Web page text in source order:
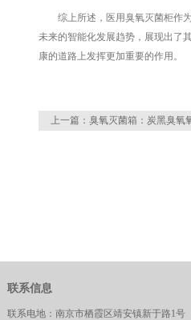
综上所述，医用臭氧灭菌柜作为
未来的智能化发展趋势，展现出了
康的道路上发挥更加重要的作用。
上一篇： 臭氧灭菌箱：炭黑臭氧
联系信息
联系电地：南京市栖霞区靖安镇新于路1号